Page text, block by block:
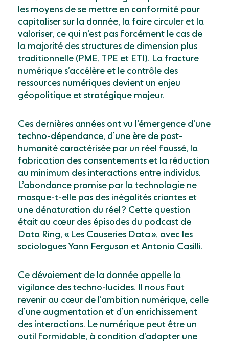
les moyens de se mettre en conformité pour
capitaliser sur la donnée, la faire circuler et la
valoriser, ce qui n’est pas forcément le cas de
la majorité des structures de dimension plus
traditionnelle (PME, TPE et ETI). La fracture
numérique s’accélère et le contrôle des
ressources numériques devient un enjeu
géopolitique et stratégique majeur.
Ces dernières années ont vu l’émergence d’une
techno-dépendance, d’une ère de post-
humanité caractérisée par un réel faussé, la
fabrication des consentements et la réduction
au minimum des interactions entre individus.
L’abondance promise par la technologie ne
masque-t-elle pas des inégalités criantes et
une dénaturation du réel ? Cette question
était au cœur des épisodes du podcast de
Data Ring, « Les Causeries Data », avec les
sociologues Yann Ferguson et Antonio Casilli.
Ce dévoiement de la donnée appelle la
vigilance des techno-lucides. Il nous faut
revenir au cœur de l’ambition numérique, celle
d’une augmentation et d’un enrichissement
des interactions. Le numérique peut être un
outil formidable, à condition d’adopter une